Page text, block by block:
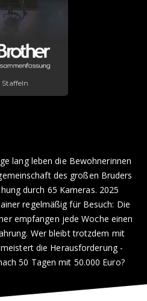
Staffeln
lang leben die Bewohnerinnen
des großen Bruders
durch 65 Kameras. 2025
regelmäßig für Besuch: Die
empfangen jede Woche einen
Wer bleibt trotzdem mit
die Herausforderung -
50 Tagen mit 50.000 Euro?